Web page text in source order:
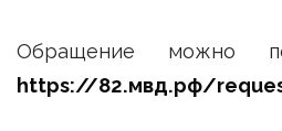
Обращение можно
https://82.мвд.рф/